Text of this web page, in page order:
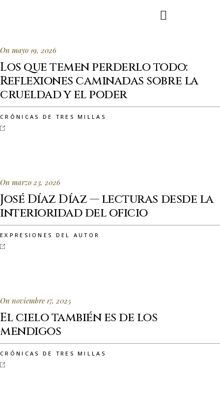
On mayo 19, 2026
Los que temen perderlo todo:
Reflexiones caminadas sobre la
crueldad y el poder
CRÓNICAS DE TRES MILLAS
On marzo 23, 2026
José Díaz Díaz — lecturas desde la
interioridad del oficio
EXPRESIONES DEL AUTOR
On noviembre 17, 2025
El cielo también es de los
mendigos
CRÓNICAS DE TRES MILLAS